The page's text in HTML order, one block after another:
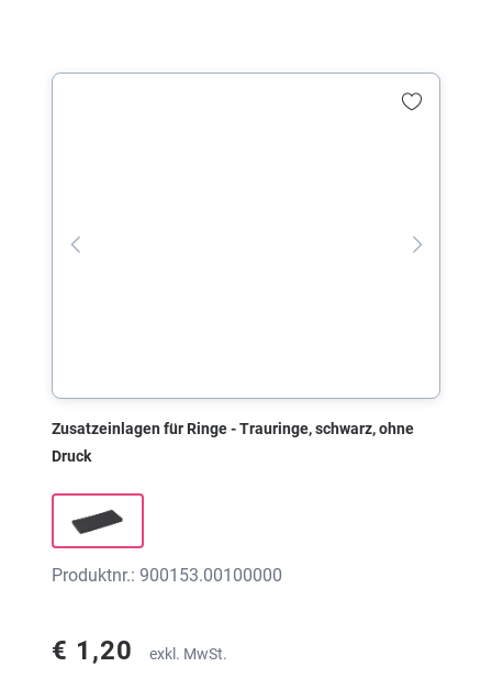
Zusatzeinlagen für Ringe - Trauringe, schwarz, ohne
Druck
Produktnr.: 900153.00100000
€ 1,20 exkl. MwSt.